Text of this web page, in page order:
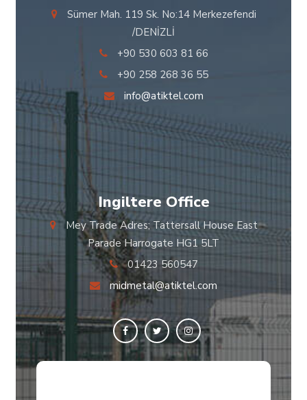
Sümer Mah. 119 Sk. No:14 Merkezefendi
/DENİZLİ
+90 530 603 81 66
+90 258 268 36 55
info@atiktel.com
Ingiltere Office
Mey Trade Adres; Tattersall House East
Parade Harrogate HG1 5LT
01423 560547
midmetal@atiktel.com